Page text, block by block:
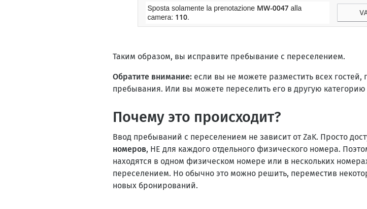
Таким образом, вы исправите пребывание с переселением.
Обратите внимание: если вы не можете разместить всех гостей,
пребывания. Или вы можете переселить его в другую
Почему это происходит?
Ввод пребываний с переселением не зависит от ZaK. Просто
номеров, НЕ для каждого отдельного физического номера.
находятся в одном физическом номере или в нескольких
переселением. Но обычно это можно решить, переместив
новых бронирований.